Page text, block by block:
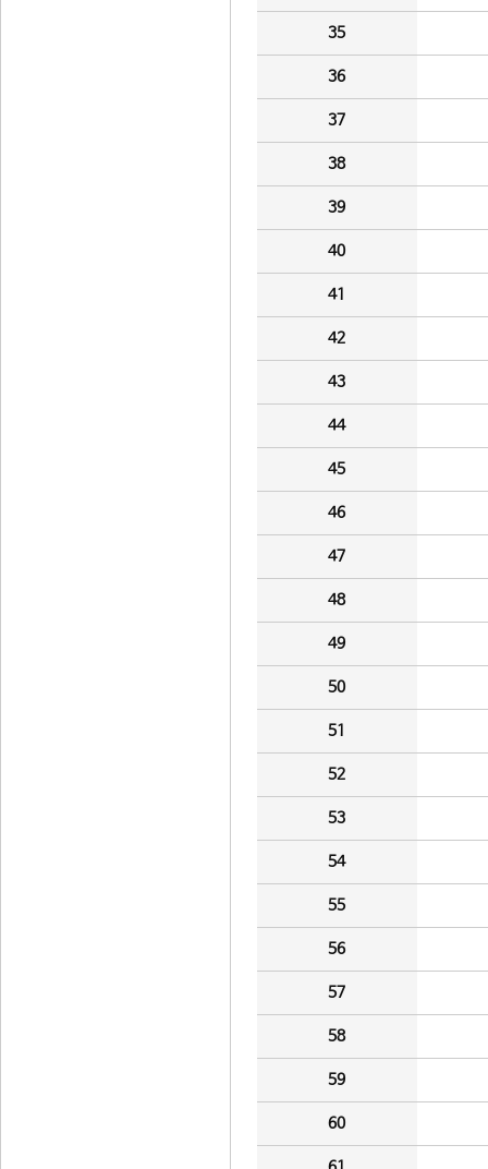
35
36
37
38
39
40
41
42
43
44
45
46
47
48
49
50
51
52
53
54
55
56
57
58
59
60